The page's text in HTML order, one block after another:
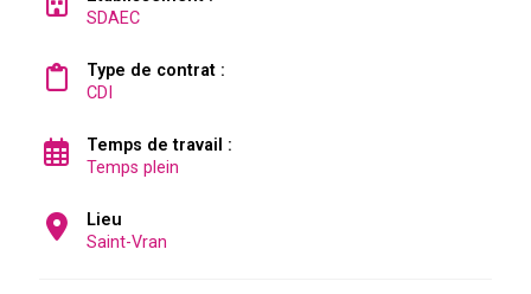
SDAEC
Type de contrat :
CDI
Temps de travail :
Temps plein
Lieu
Saint-Vran